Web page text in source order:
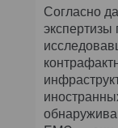
Согласно
экспертизы